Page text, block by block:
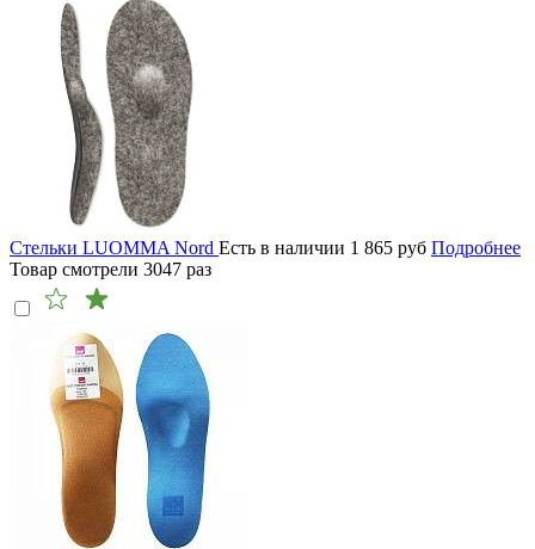
Стельки LUOMMA Nord Есть в наличии 1 865 руб Подробнее
Товар смотрели 3047 раз